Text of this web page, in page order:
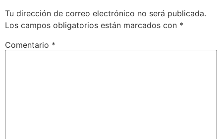
Tu dirección de correo electrónico no será publicada.
Los campos obligatorios están marcados con *
Comentario *